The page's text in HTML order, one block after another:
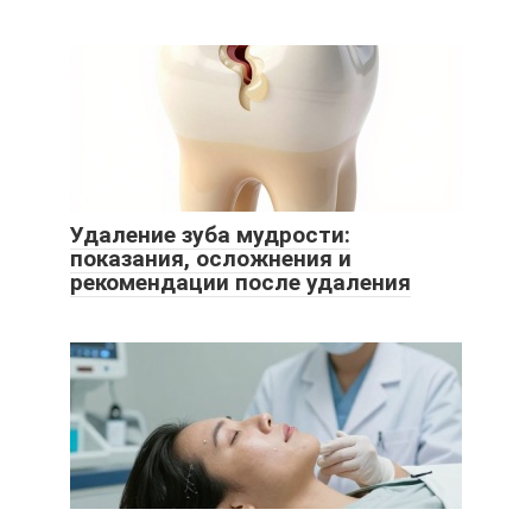
Удаление зуба мудрости:
показания, осложнения и
рекомендации после удаления